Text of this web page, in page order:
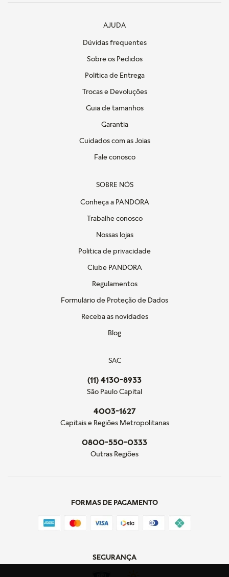
AJUDA
Dúvidas frequentes
Sobre os Pedidos
Política de Entrega
Trocas e Devoluções
Guia de tamanhos
Garantia
Cuidados com as Joias
Fale conosco
SOBRE NÓS
Conheça a PANDORA
Trabalhe conosco
Nossas lojas
Politica de privacidade
Clube PANDORA
Regulamentos
Formulário de Proteção de Dados
Receba as novidades
Blog
SAC
(11) 4130-8933
São Paulo Capital
4003-1627
Capitais e Regiões Metropolitanas
0800-550-0333
Outras Regiões
FORMAS DE PAGAMENTO
SEGURANÇA